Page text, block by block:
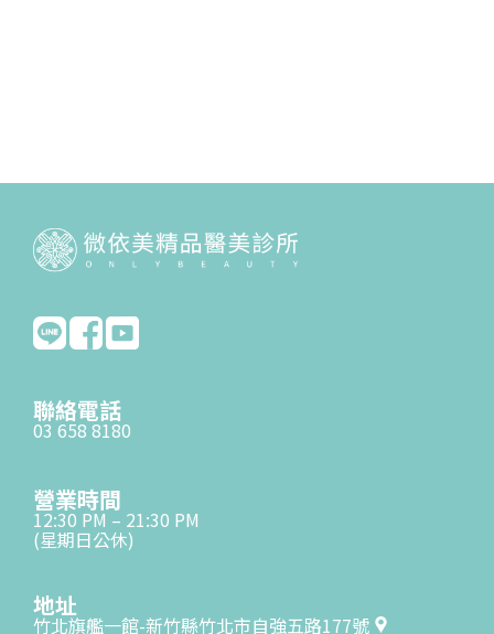
聯絡電話
03 658 8180
營業時間
12:30 PM – 21:30 PM
(星期日公休)
地址
竹北旗艦一館-新竹縣竹北市自強五路177號